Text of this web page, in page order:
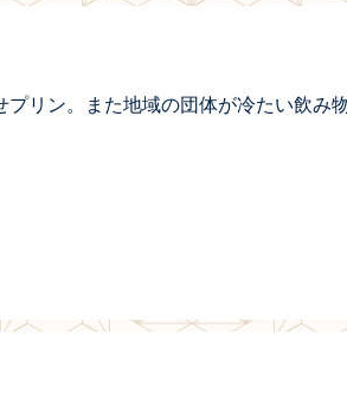
リン。また地域の団体が冷たい飲み